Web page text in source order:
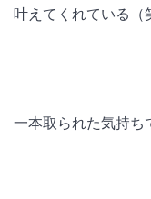
叶えてくれている（
一本取られた気持ち